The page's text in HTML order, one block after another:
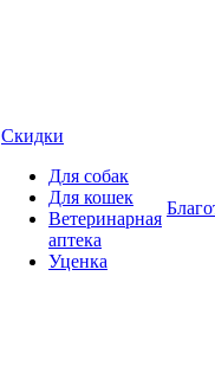
Скидки
Для собак
Для кошек
Ветеринарная
аптека
Уценка